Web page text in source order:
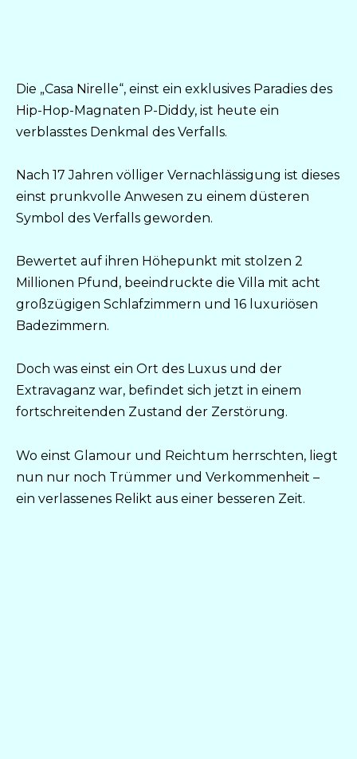
Die „Casa Nirelle“, einst ein exklusives Paradies des
Hip-Hop-Magnaten P-Diddy, ist heute ein
verblasstes Denkmal des Verfalls.
Nach 17 Jahren völliger Vernachlässigung ist dieses
einst prunkvolle Anwesen zu einem düsteren
Symbol des Verfalls geworden.
Bewertet auf ihren Höhepunkt mit stolzen 2
Millionen Pfund, beeindruckte die Villa mit acht
großzügigen Schlafzimmern und 16 luxuriösen
Badezimmern.
Doch was einst ein Ort des Luxus und der
Extravaganz war, befindet sich jetzt in einem
fortschreitenden Zustand der Zerstörung.
Wo einst Glamour und Reichtum herrschten, liegt
nun nur noch Trümmer und Verkommenheit –
ein verlassenes Relikt aus einer besseren Zeit.